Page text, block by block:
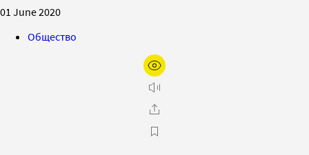
01 June 2020
Общество